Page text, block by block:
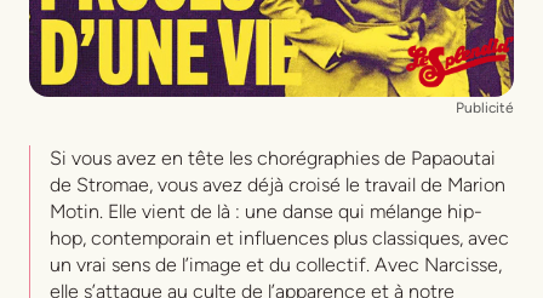
Publicité
Si vous avez en tête les chorégraphies de Papaoutai
de Stromae, vous avez déjà croisé le travail de Marion
Motin. Elle vient de là : une danse qui mélange hip-
hop, contemporain et influences plus classiques, avec
un vrai sens de l’image et du collectif. Avec Narcisse,
elle s’attaque au culte de l’apparence et à notre